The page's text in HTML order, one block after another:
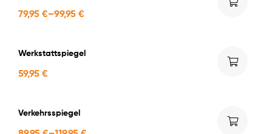
79,95 €–99,95 €
Werkstattspiegel
59,95 €
Verkehrsspiegel